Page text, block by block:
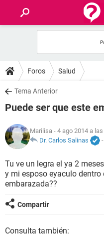
FOROS
SALUD
NUTRICIÓN
BIENESTAR
Foros Salud
Tema Anterior
Puede ser que este
Marilisa - 4 ago 2014 a las
Dr. Carlos Salinas
-
Tu ve un legra el ya 2
y mi esposo eyaculo dentro
embarazada??
Compartir
Consulta también: